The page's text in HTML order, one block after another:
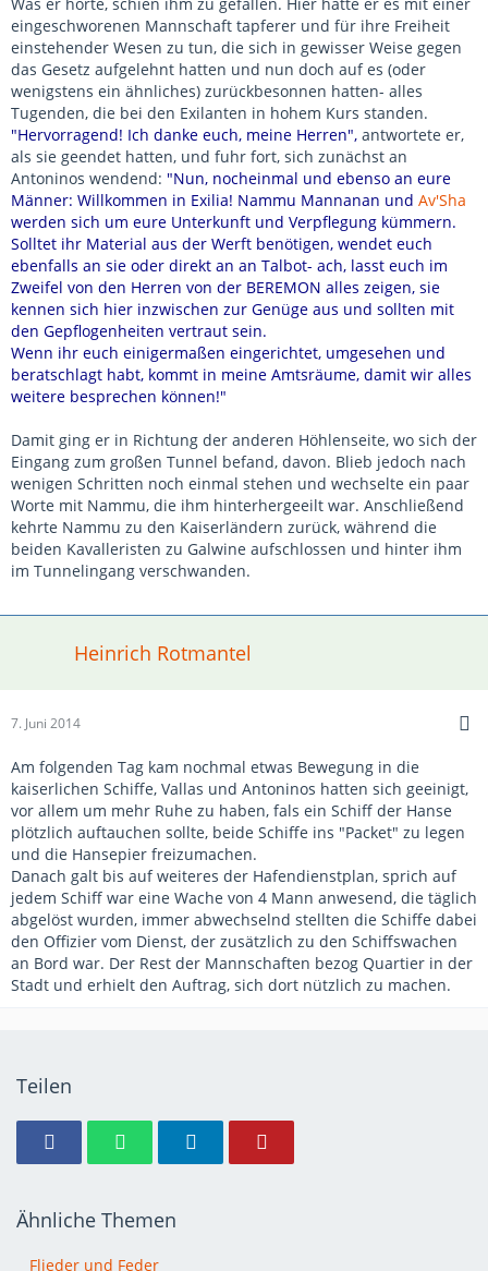
eingeschworenen Mannschaft tapferer und für ihre Freiheit
einstehender Wesen zu tun, die sich in gewisser Weise gegen
das Gesetz aufgelehnt hatten und nun doch auf es (oder
wenigstens ein ähnliches) zurückbesonnen hatten- alles
Tugenden, die bei den Exilanten in hohem Kurs standen.
"Hervorragend! Ich danke euch, meine Herren", antwortete er,
als sie geendet hatten, und fuhr fort, sich zunächst an
Antoninos wendend: "Nun, nocheinmal und ebenso an eure
Männer: Willkommen in Exilia! Nammu Mannanan und Av'Sha
werden sich um eure Unterkunft und Verpflegung kümmern.
Solltet ihr Material aus der Werft benötigen, wendet euch
ebenfalls an sie oder direkt an an Talbot- ach, lasst euch im
Zweifel von den Herren von der BEREMON alles zeigen, sie
kennen sich hier inzwischen zur Genüge aus und sollten mit
den Gepflogenheiten vertraut sein.
Wenn ihr euch einigermaßen eingerichtet, umgesehen und
beratschlagt habt, kommt in meine Amtsräume, damit wir alles
weitere besprechen können!"
Damit ging er in Richtung der anderen Höhlenseite, wo sich der
Eingang zum großen Tunnel befand, davon. Blieb jedoch nach
wenigen Schritten noch einmal stehen und wechselte ein paar
Worte mit Nammu, die ihm hinterhergeeilt war. Anschließend
kehrte Nammu zu den Kaiserländern zurück, während die
beiden Kavalleristen zu Galwine aufschlossen und hinter ihm
im Tunnelingang verschwanden.
Heinrich Rotmantel
7. Juni 2014
Am folgenden Tag kam nochmal etwas Bewegung in die
kaiserlichen Schiffe, Vallas und Antoninos hatten sich geeinigt,
vor allem um mehr Ruhe zu haben, fals ein Schiff der Hanse
plötzlich auftauchen sollte, beide Schiffe ins "Packet" zu legen
und die Hansepier freizumachen.
Danach galt bis auf weiteres der Hafendienstplan, sprich auf
jedem Schiff war eine Wache von 4 Mann anwesend, die täglich
abgelöst wurden, immer abwechselnd stellten die Schiffe dabei
den Offizier vom Dienst, der zusätzlich zu den Schiffswachen
an Bord war. Der Rest der Mannschaften bezog Quartier in der
Stadt und erhielt den Auftrag, sich dort nützlich zu machen.
Teilen
Ähnliche Themen
Flieder und Feder